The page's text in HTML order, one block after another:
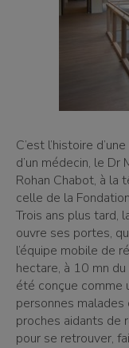
C’est l’histoire
d’un médecin, le
Rohan Chabot, à la
celle de la
Trois ans plus tard,
ouvre ses portes,
l’équipe mobile de
hectare, à 10 mn
été conçue comme
personnes
proches aidants de
pour se retrouver,